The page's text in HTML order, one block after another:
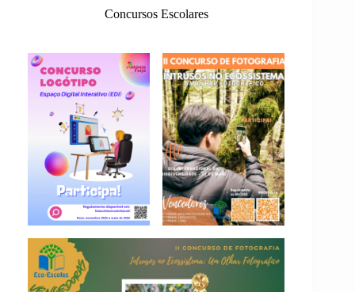
Concursos Escolares